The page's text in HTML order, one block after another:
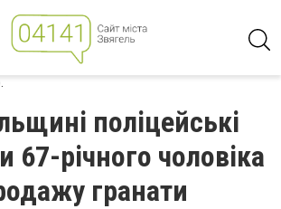
поліцейські
67-річного чоловіка
гранати